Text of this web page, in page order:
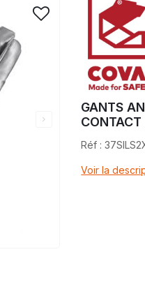
GANTS
CONTACT
Réf :
Voir la